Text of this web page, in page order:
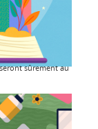
sûrement au